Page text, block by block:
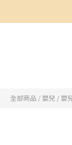
全部商品 / 嬰兒 / 嬰